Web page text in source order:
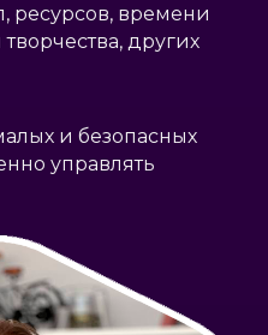
ресурсов, времени
других
и безопасных
управлять